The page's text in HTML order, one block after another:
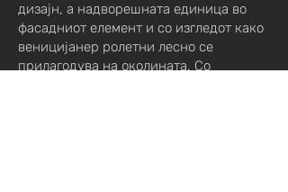
дизајн, а надворешната единица во
фасадниот елемент и со изгледот како
веницијанер ролетни лесно се
прилагодува на околината. Со